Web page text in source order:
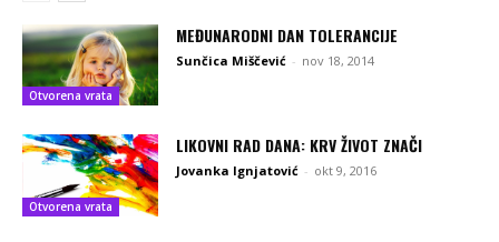
Otvorena vrata
MEĐUNARODNI DAN TOLERANCIJE
Sunčica Miščević - nov 18, 2014
Otvorena vrata
LIKOVNI RAD DANA: KRV ŽIVOT ZNAČI
Jovanka Ignjatović - okt 9, 2016